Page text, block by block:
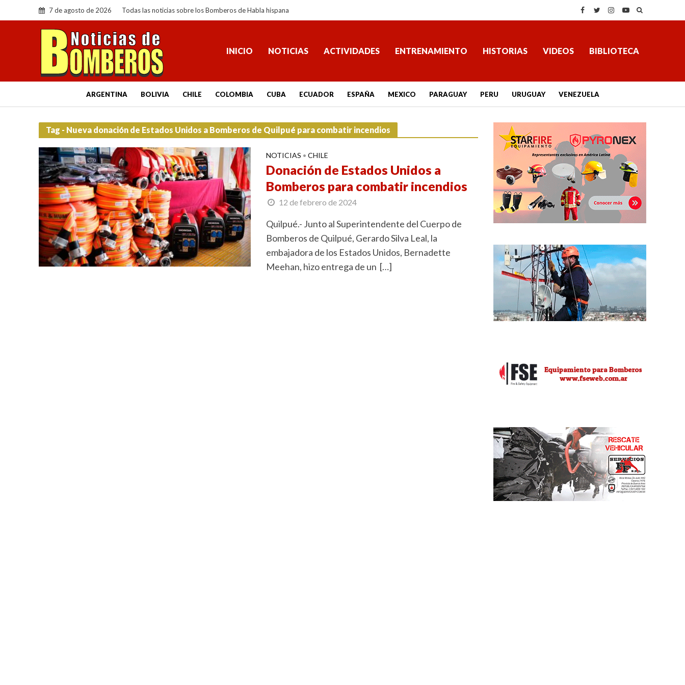
7 de agosto de 2026 Todas las noticias sobre los Bomberos de Habla hispana
INICIO NOTICIAS ACTIVIDADES ENTRENAMIENTO HISTORIAS VIDEOS BIBLIOTECA
ARGENTINA BOLIVIA CHILE COLOMBIA CUBA ECUADOR ESPAÑA MEXICO PARAGUAY PERU URUGUAY VENEZUELA
Tag - Nueva donación de Estados Unidos a Bomberos de Quilpué para combatir incendios
NOTICIAS • CHILE
Donación de Estados Unidos a
Bomberos para combatir incendios
12 de febrero de 2024
Quilpué.- Junto al Superintendente del Cuerpo de
Bomberos de Quilpué, Gerardo Silva Leal, la
embajadora de los Estados Unidos, Bernadette
Meehan, hizo entrega de un […]